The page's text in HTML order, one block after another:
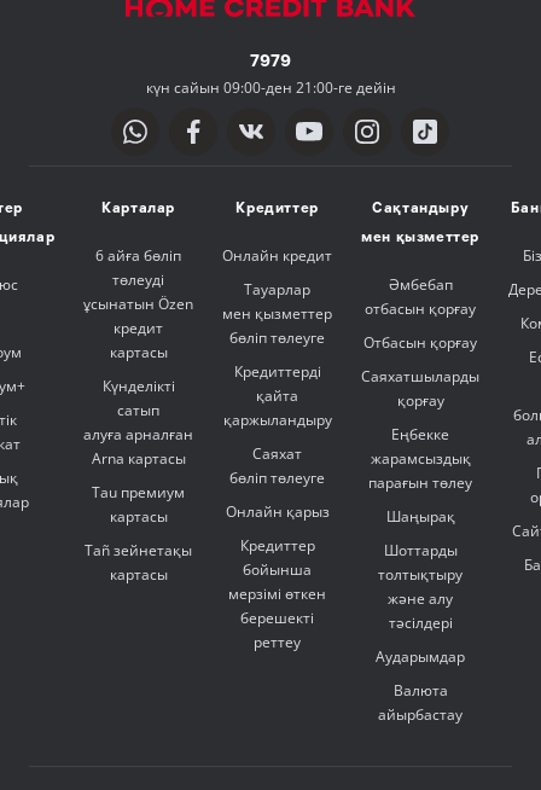
7979
күн сайын 09:00-ден 21:00-ге дейін
Карталар
6 айға бөліп
төлеуді
ұсынатын Özen
кредит
картасы
Күнделікті
сатып
алуға арналған
Arna картасы
Tau премиум
картасы
Tañ зейнетақы
картасы
Кредиттер
Онлайн кредит
Тауарлар
мен қызметтер
бөліп төлеуге
Кредиттерді
қайта
қаржыландыру
Саяхат
бөліп төлеуге
Онлайн қарыз
Кредиттер
бойынша
мерзімі өткен
берешекті
реттеу
Сақтандыру
мен қызметтер
Әмбебап
отбасын қорғау
Отбасын қорғау
Саяхатшыларды
қорғау
Еңбекке
жарамсыздық
парағын төлеу
Шаңырақ
Шоттарды
толтықтыру
және алу
тәсілдері
Аударымдар
Валюта
айырбастау